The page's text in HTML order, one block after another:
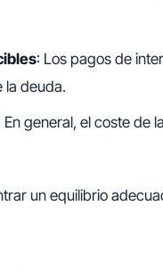
: Los pagos de
la deuda.
En general, el coste de
un equilibrio